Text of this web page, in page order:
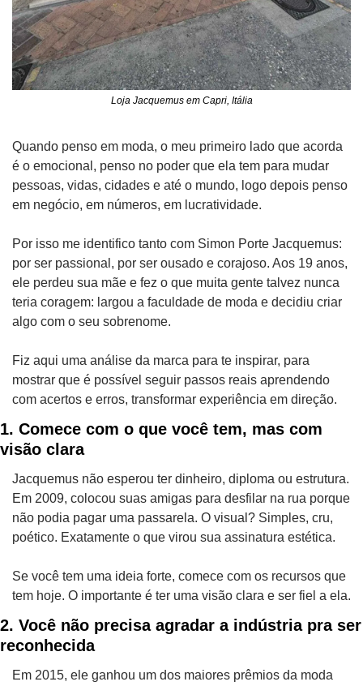
Loja Jacquemus em Capri, Itália
Quando penso em moda, o meu primeiro lado que acorda
é o emocional, penso no poder que ela tem para mudar
pessoas, vidas, cidades e até o mundo, logo depois penso
em negócio, em números, em lucratividade.
Por isso me identifico tanto com Simon Porte Jacquemus:
por ser passional, por ser ousado e corajoso. Aos 19 anos,
ele perdeu sua mãe e fez o que muita gente talvez nunca
teria coragem: largou a faculdade de moda e decidiu criar
algo com o seu sobrenome.
Fiz aqui uma análise da marca para te inspirar, para
mostrar que é possível seguir passos reais aprendendo
com acertos e erros, transformar experiência em direção.
1. Comece com o que você tem, mas com
visão clara
Jacquemus não esperou ter dinheiro, diploma ou estrutura.
Em 2009, colocou suas amigas para desfilar na rua porque
não podia pagar uma passarela. O visual? Simples, cru,
poético. Exatamente o que virou sua assinatura estética.
Se você tem uma ideia forte, comece com os recursos que
tem hoje. O importante é ter uma visão clara e ser fiel a ela.
2. Você não precisa agradar a indústria pra ser
reconhecida
Em 2015, ele ganhou um dos maiores prêmios da moda